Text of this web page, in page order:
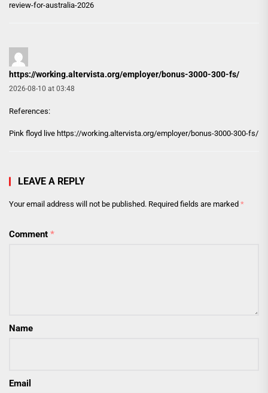
review-for-australia-2026
https://working.altervista.org/employer/bonus-3000-300-fs/
2026-08-10 at 03:48
References:
Pink floyd live https://working.altervista.org/employer/bonus-3000-300-fs/
LEAVE A REPLY
Your email address will not be published. Required fields are marked *
Comment *
Name
Email